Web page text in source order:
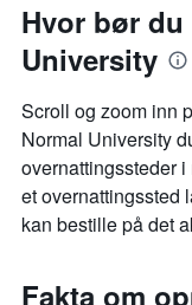
Hvor bør
University
Scroll og zoom inn
Normal University
overnattingssteder
et overnattingssted
kan bestille på det
Fakta om